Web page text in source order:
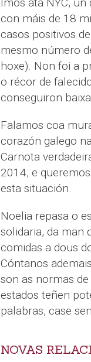
Imos ata NYC,
con máis de 18
casos positivos
mesmo número
hoxe). Non foi a
o récor de
conseguiron
Falamos coa
corazón galego
Carnota
2014, e
esta situación.
Noelia repasa o
solidaria, da man
comidas a dous
Cóntanos
son as normas
estados teñen
palabras, case
NOVAS